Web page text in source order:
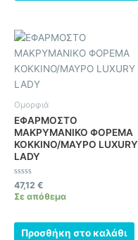
Ομορφιά
ΕΦΑΡΜΟΣΤΟ
ΜΑΚΡΥΜΑΝΙΚΟ ΦΟΡΕΜΑ
ΚΟΚΚΙΝΟ/ΜΑΥΡΟ LUXURY
LADY
Βαθμολογήθηκε
με
0
47,12 €
Σε απόθεμα
Προσθήκη στο καλάθι